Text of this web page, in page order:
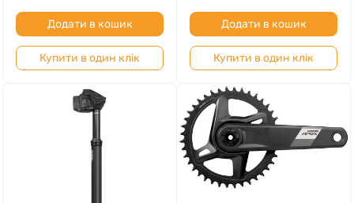
Додати в кошик
Купити в один клік
Додати в кошик
Купити в один клік